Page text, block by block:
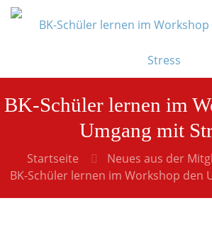
BK-Schüler lernen im
Umgang mit
Startseite
Neues aus der
BK-Schüler lernen im Workshop den